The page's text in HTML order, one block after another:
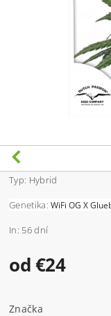
Typ: Hybrid
Genetika:WiFi OG X
In: 56 dní
od €24
Značka